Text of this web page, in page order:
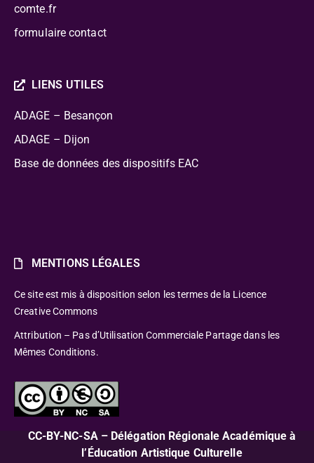
comte.fr
formulaire contact
LIENS UTILES
ADAGE – Besançon
ADAGE – Dijon
Base de données des dispositifs EAC
MENTIONS LÉGALES
Ce site est mis à disposition selon les termes de la Licence
Creative Commons
Attribution – Pas d’Utilisation Commerciale Partage dans les
Mêmes Conditions.
CC-BY-NC-SA – Délégation Régionale Académique à
l’Éducation Artistique Culturelle